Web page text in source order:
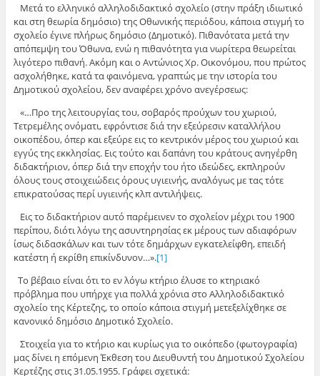
Μετά το ελληνικό αλληλοδιδακτικό σχολείο (στην πράξη ιδιωτικό
και στη θεωρία δημόσιο) της Οθωνικής περιόδου, κάποια στιγμή το
σχολείο έγινε πλήρως δημόσιο (Δημοτικό). Πιθανότατα μετά την
απόπεμψη του Όθωνα, ενώ η πιθανότητα για νωρίτερα θεωρείται
λιγότερο πιθανή. Ακόμη και ο Αντώνιος Χρ. Οικονόμου, που πρώτος
ασχολήθηκε, κατά τα φαινόμενα, γραπτώς με την ιστορία του
Δημοτικού σχολείου, δεν αναφέρει χρόνο ανεγέρσεως:
«…Προ της λειτουργίας του, σοβαρός προύχων του χωριού,
Τετρεμέλης ονόματι, εφρόντισε διά την εξεύρεσιν καταλλήλου
οικοπέδου, όπερ και εξεύρε εις το κεντρικόν μέρος του χωριού και
εγγύς της εκκλησίας. Εις τούτο και δαπάνη του κράτους ανηγέρθη
διδακτήριον, όπερ διά την εποχήν του ήτο ιδεώδες, εκπληρούν
όλους τους στοιχειώδεις όρους υγιεινής, αναλόγως με τας τότε
επικρατούσας περί υγιεινής κλπ αντιλήψεις.
Εις το διδακτήριον αυτό παρέμεινεν το σχολείον μέχρι του 1900
περίπου, διότι λόγω της ασυντηρησίας εκ μέρους των αδιαφόρων
ίσως διδασκάλων και των τότε δημάρχων εγκατελείφθη, επειδή
κατέστη ή εκρίθη επικίνδυνον…».[1]
Το βέβαιο είναι ότι το εν λόγω κτήριο έλυσε το κτηριακό
πρόβλημα που υπήρχε για πολλά χρόνια στο Αλληλοδιδακτικό
σχολείο της Κέρτεζης, το οποίο κάποια στιγμή μετεξελίχθηκε σε
κανονικό δημόσιο Δημοτικό Σχολείο.
Στοιχεία για το κτήριο και κυρίως για το οικόπεδο (φωτογραφία)
μας δίνει η επόμενη Έκθεση του Διευθυντή του Δημοτικού Σχολείου
Κερτέζης στις 31.05.1955. Γράφει σχετικά: